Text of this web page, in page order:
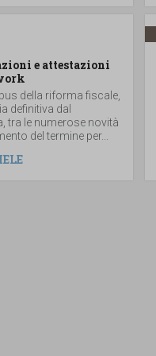
e attestazioni
della riforma fiscale,
definitiva dal
tra le numerose novità
del termine per...